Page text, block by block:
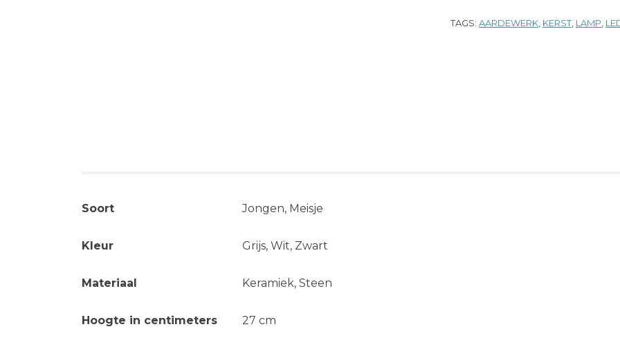
TAGS: AARDEWERK KERST, LAMP
Soort Jongen, Meisje
Kleur Grijs, Wit, Zwart
Materiaal Keramiek, Steen
Hoogte in centimeters 27 cm